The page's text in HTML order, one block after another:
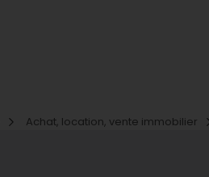
Achat, location, vente immobilier